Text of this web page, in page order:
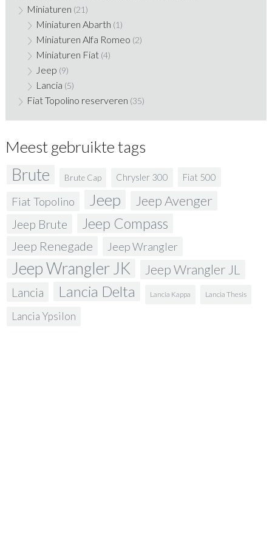
Miniaturen (21)
Miniaturen Abarth (1)
Miniaturen Alfa Romeo (2)
Miniaturen Fiat (4)
Jeep (9)
Lancia (5)
Fiat Topolino reserveren (35)
Meest gebruikte tags
Brute Brute Cap Chrysler 300 Fiat 500
Fiat Topolino Jeep Jeep Avenger
Jeep Brute Jeep Compass
Jeep Renegade Jeep Wrangler
Jeep Wrangler JK Jeep Wrangler JL
Lancia Lancia Delta Lancia Kappa Lancia Thesis
Lancia Ypsilon